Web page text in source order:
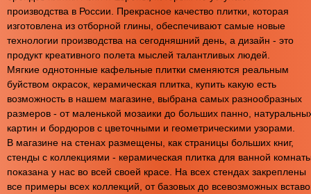
производства в России. Прекрасное качество плитки, которая
изготовлена из отборной глины, обеспечивают самые новые
технологии производства на сегодняшний день, а дизайн - это
продукт креативного полета мыслей талантливых людей.
Мягкие однотонные кафельные плитки сменяются реальным
буйством окрасок, керамическая плитка, купить какую есть
возможность в нашем магазине, выбрана самых разнообразных
размеров - от маленькой мозаики до больших панно,
картин и бордюров с цветочными и геометрическими узорами.
В магазине на стенах размещены, как страницы больших книг,
стенды с коллекциями - керамическая плитка для ванной
показана у нас во всей своей красе. На всех стендах закреплены
все примеры всех коллекций, от базовых до всевозможных